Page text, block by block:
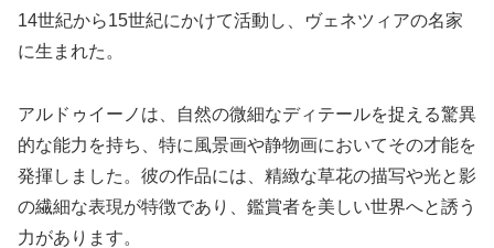
14世紀から15世紀にかけて活動し、ヴェネツィアの名家
に生まれた。
アルドゥイーノは、自然の微細なディテールを捉える驚異
的な能力を持ち、特に風景画や静物画においてその才能を
発揮しました。彼の作品には、精緻な草花の描写や光と影
の繊細な表現が特徴であり、鑑賞者を美しい世界へと誘う
力があります。